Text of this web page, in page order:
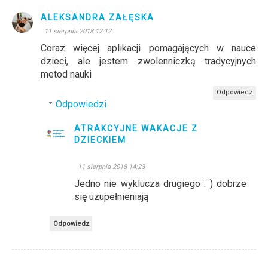
ALEKSANDRA ZAŁĘSKA
11 sierpnia 2018 12:12
Coraz więcej aplikacji pomagających w nauce
dzieci, ale jestem zwolenniczką tradycyjnych
metod nauki
Odpowiedz
Odpowiedzi
ATRAKCYJNE WAKACJE Z
DZIECKIEM
11 sierpnia 2018 14:23
Jedno nie wyklucza drugiego : ) dobrze
się uzupełnieniają
Odpowiedz